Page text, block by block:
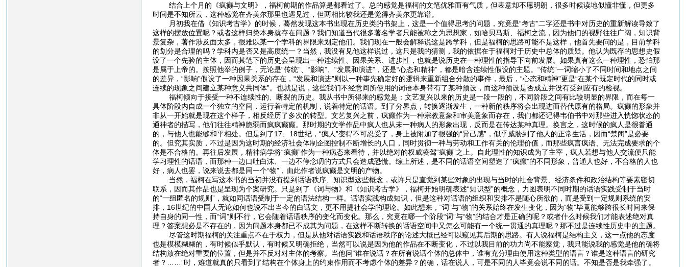
结合上个月的《疯癫与文明》，福柯前期的作品算是都看过了。总的感觉是福柯的文笔优雅而有气质，但表意却不愿明朗，很多时候读地似懂非懂，但更多
时间是不知所云，这种感觉在齐美尔那里也遇见过，但两相比较我还是觉得齐美尔更靠谱。
月初我在借《知识考古学》的时候，蓦然发现这本书出现在历史类的书架上，这是一个值得思考的问题，究竟是“考古”二字还是书中对历史的重新解读导致了
这样的摆放位置呢？或者这样归类本身就存在问题？我们知道当代很多著名学者只能被称之为思想家，如哈贝马斯、福柯之流，因为他们的视野往往广阔，知识背
景复杂，著作涉及面太多，很难以某一个学科的界限来划定他们。我们现在一般会解释说这是跨学科，但是福柯的思路可能不是这样，他首先要问的是，目前学科
的划分是合理的吗？学科内是否又是高度统一？当然，我没有见他这样说过，这只是我的猜测，我的依据在于福柯对于历史中总体的质疑。他认为既存的思想史假
设了一个先验的主体，因而其笔下的历史会呈现出一种连续性、因果关系、进步性，也就是说历史在一种理性的指导下向前发展。如果真有这么一种理性，恐怕那
是属于上帝的。按照他举的例子，无论是“传统”、“影响”、“发展和演进”，还是“心态和精神”，都是暗含连续性假设的主题。“传统”一词缩小了不同时间和地点之间
的差异，“影响”假设了一种因果关系的存在，“发展和演进”则以一种事先确定好的逻辑来重新组合分散的事件，最后，“心态和精神”更是“在某个既定时代的同时或
连续的现象之间建立某种意义共同体”。也就是说，这些我们不经意间所使用的词语本身带有了某种预设，而这种预设是否成立并没有受到应有的检视。
福柯倾向于接受一种不连续性的、断裂的历史。我从书中所得来的感觉是：文艺复兴以来的历史是一段一段的，不同阶段之间有比较明显的界限，而在每一
具体阶段内自成一个独立的空间，运行着特定的机制，说着特定的话语。到了分界点，转换逐渐发生，一种新的秩序将会出现进而替代原有的格局。疯癫的形象并
非从一开始就是现在这个样子，相反经历了多次的转型。文艺复兴之前，疯癫作为一种宗教意象和审美意象而存在，我们都还记得韦伯书中对那些进入恍惚状态的
通神者的描写，他们往往精神脆弱而疯疯癫癫。那时期的文学作品中疯人也从未一种病人的形象出现，反而是在传达某种真理。换言之，这时候的疯人是很普通
的，与他人也能够和平相处。但是到了17、18世纪，“疯人”变得不可忍受了，身上被附加了很强的“异己感”，似乎威胁到了他人的正常生活，因而“禁闭”是必要
的。但究其实质，不过是因为这时期的经济社会体制企图控制不断增长的人口，同时贯彻一种与劳动和工作有关的伦理价值，而那些疯言疯语、无法完成要求的个
体是不合格的。再往后发展，精神病学将“疯癫”作为一种病态来看待，并以绝对的权威凌驾“疯癫”之上。自此理性的知识成为了主宰，疯人若想与他人交流便只能
学习理性的话语，而那种一边口吐白沫、一边不停念叨的方式只会造成恐慌。综上所述，是不同的话语空间塑造了“疯癫”的不同形象，普通人也好，不合格的人也
好，病人也罢，说来说去都是同一个“物”，由此作者说疯癫是文明的产物。
当然，福柯在写这本书的当初并没有提到话语秩序、知识型这些概念，或许只是直觉到某些对象的出现与当时的社会背景、经济条件和政治结构等要素密切
联系，因而其作品也是呈现为个案研究。只是到了《词与物》和《知识考古学》，福柯开始明确表述“知识型”的概念，力图表明不同时期的话语实践受制于当时
的“一组匿名的规则”，就如同话语受制于一定的语法结构一样。话语实践构成知识，但是这种对话语的组织和安排不是随心所欲的，而是受到一定规则系统的安
排，16世纪的中国人无论如何也说不出当今的白话文，更不用提社会学的理论。如此想来，“词”与“物”的关系始终在发生变化，因为“物”毕竟能够跨很长时间来保
持自身的同一性，而“词”则不行，它会随着话语秩序的变化而变化。那么，究竟在哪一个阶段“词”与“物”的结合才是正确的呢？或者什么时候我们才能表述绝对真
理？答案想必是不存在的，因为问题本身都已不成其为问题，在这样不断转换的话语空间中又怎么可能有一个统一贯通的真理呢？那不过是连续性历史中的主题。
尽管这时期福柯的关注重点不在于权力，但是从他对话语实践和话语秩序的论述大概已经可以窥见其后期的思路。有人说福柯是结构主义，这一点他的态度
也是模模糊糊的，有时候似乎默认，有时候又明确拒绝，当然可以说是因为他的作品在不断变化，不过以我目前的功力尚不能察觉，我只能说我的感觉是他的确将
结构放在绝对重要的位置，但是并不反对对主体的考察。当他问“谁在说话？在所有说话个体的总体中，谁有充分理由使用这种类型的语言？谁是这种语言的研究
者？……”时，难道就真的只看到了结构在个体身上的约束作用而不考虑个体的差异？的确，话在说人，可是不同的人毕竟会说不同的话。不知是否是我牵强了。